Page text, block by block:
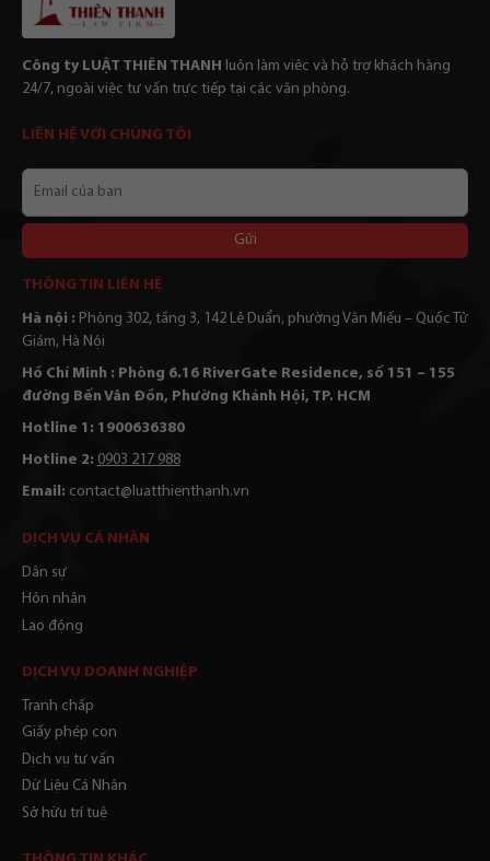
Công ty LUẬT THIÊN THANH
luôn làm viêc và hỗ trợ khách hàng
24/7, ngoài việc tư vấn trực tiếp tại các văn phòng.
LIÊN HỆ VỚI CHÚNG TÔI
bạn
THÔNG TIN LIÊN HỆ
Hà nội : Phòng 302, tầng 3, 142 Lê Duẩn, phường Văn Miếu – Quốc Tử
Giám, Hà Nội
Hồ Chí Minh : Phòng 6.16 RiverGate Residence, số 151 – 155
đường Bến Vân Đồn, Phường Khánh Hội, TP. HCM
Hotline 1: 1900636380
Hotline 2: 0903 217 988
Email: contact@luatthienthanh.vn
DỊCH VỤ CÁ NHÂN
Dân sự
Hôn nhân
Lao động
DỊCH VỤ DOANH NGHIỆP
Tranh chấp
Giấy phép con
Dịch vụ tư vấn
Dữ Liệu Cá Nhân
Sở hữu trí tuệ